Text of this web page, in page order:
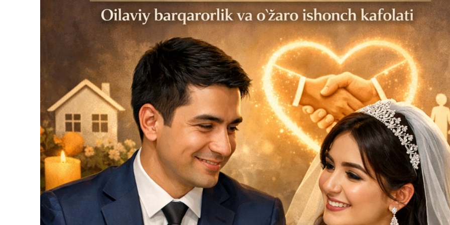
29-июн 2026, 10:29
Халқ билан очиқ мулоқот —
манфаатларига хизмат қилувчи
давлат бошқарувининг муҳим
25-июн 2026, 11:04
Электрон обуна: ҳуқуқий
тез ва қулай йўл
23-июн 2026, 10:05
Хусусий боғчада 5 ой ишлаб
чиқиш мумкинми?